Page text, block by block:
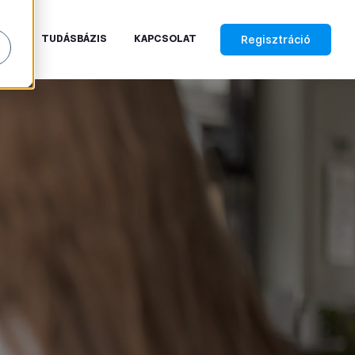
TUDÁSBÁZIS KAPCSOLAT Regisztráció